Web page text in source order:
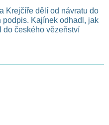
Krejčíře dělí od návratu do
podpis. Kajínek odhadl, jak
do českého vězeňství